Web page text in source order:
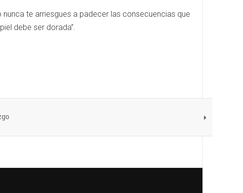
te arriesgues a padecer las consecuencias que
debe ser dorada”.